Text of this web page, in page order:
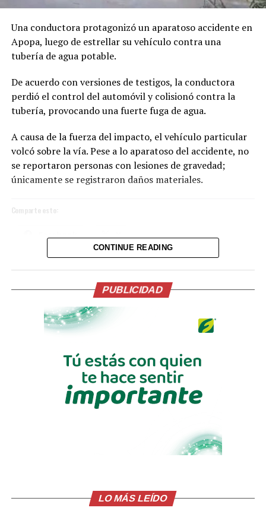
Una conductora protagonizó un aparatoso accidente en
Apopa, luego de estrellar su vehículo contra una
tubería de agua potable.
De acuerdo con versiones de testigos, la conductora
perdió el control del automóvil y colisionó contra la
tubería, provocando una fuerte fuga de agua.
A causa de la fuerza del impacto, el vehículo particular
volcó sobre la vía. Pese a lo aparatoso del accidente, no
se reportaron personas con lesiones de gravedad;
únicamente se registraron daños materiales.
Comparte esto:
Me gusta esto:
CONTINUE READING
PUBLICIDAD
LO MÁS LEÍDO